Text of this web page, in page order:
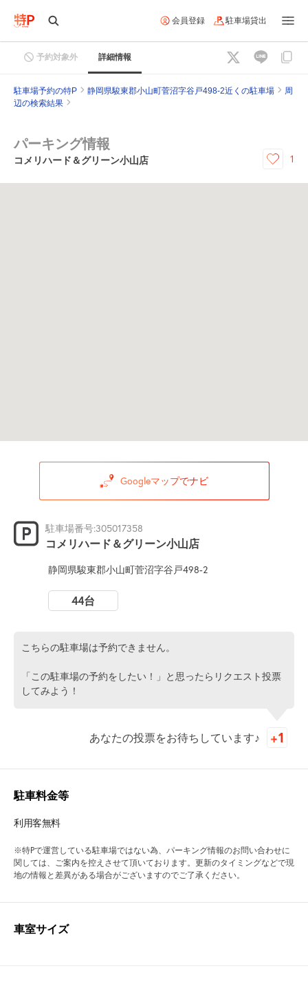
会員登録 駐車場貸出
予約対象外 詳細情報
駐車場予約の特P 静岡県駿東郡小山町菅沼字谷戸498-2近くの駐車場
周
辺の検索結果
パーキング情報
コメリハード＆グリーン小山店 1
Googleマップでナビ
駐車場番号:305017358
コメリハード＆グリーン小山店
静岡県駿東郡小山町菅沼字谷戸498-2
44台
こちらの駐車場は予約できません。
「この駐車場の予約をしたい！」と思ったらリクエスト投票
してみよう！
あなたの投票をお待ちしています♪
駐車料金等
利用客無料
※特Pで運営している駐車場ではない為、パーキング情報のお問い合わせに
関しては、ご案内を控えさせて頂いております。更新のタイミングなどで現
地の情報と差異がある場合がございますのでご了承ください。
車室サイズ